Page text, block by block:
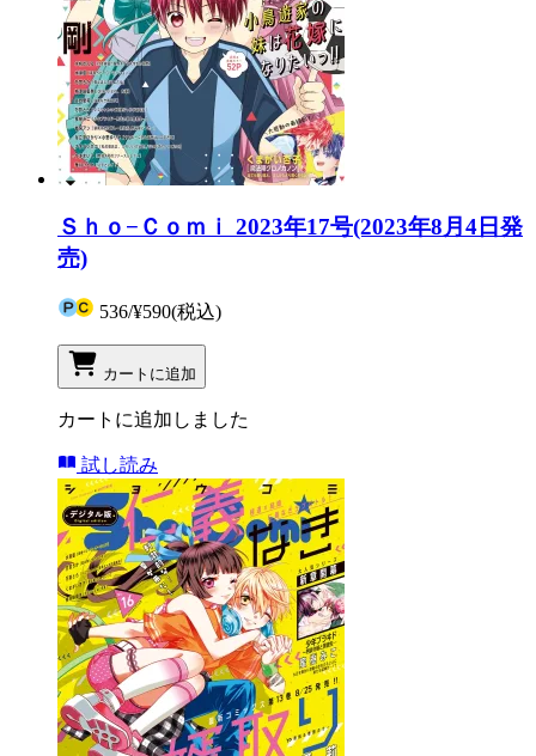
Ｓｈｏ−Ｃｏｍｉ 2023年17号(2023年8月4日発
売)
536/¥590(税込)
カートに追加
カートに追加しました
試し読み